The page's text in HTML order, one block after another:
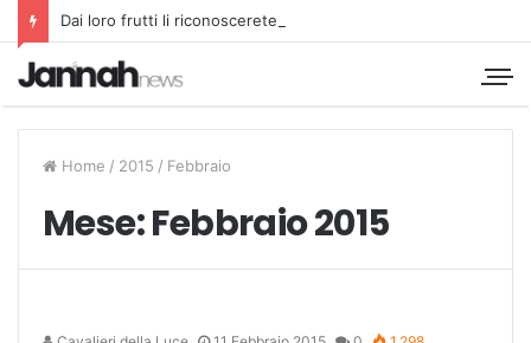
Dai loro frutti li riconoscerete
Home / 2015 / Febbraio
Mese:Febbraio 2015